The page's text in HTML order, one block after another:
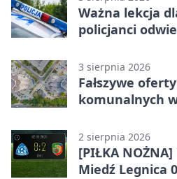
Ważna lekcja
policjanci
3 sierpnia 2026
Fałszywe
komunalnych
2 sierpnia 2026
[PIŁKA
Miedź Legnica